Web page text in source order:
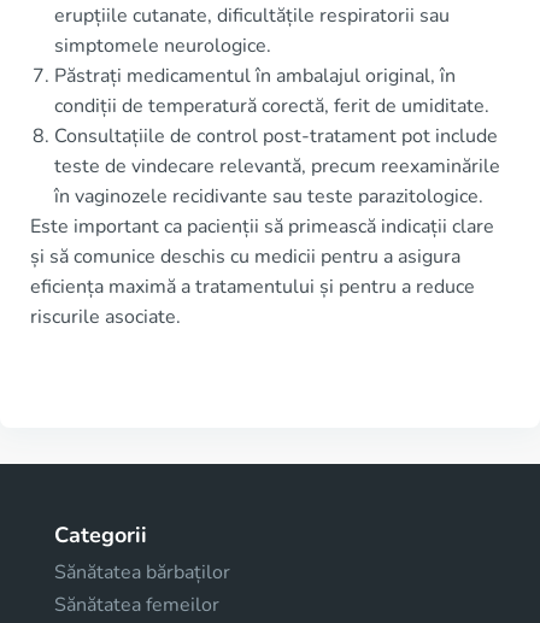
erupțiile cutanate, dificultățile respiratorii sau
simptomele neurologice.
Păstrați medicamentul în ambalajul original, în
condiții de temperatură corectă, ferit de umiditate.
Consultațiile de control post-tratament pot include
teste de vindecare relevantă, precum reexaminările
în vaginozele recidivante sau teste parazitologice.
Este important ca pacienții să primească indicații clare
și să comunice deschis cu medicii pentru a asigura
eficiența maximă a tratamentului și pentru a reduce
riscurile asociate.
Categorii
Sănătatea bărbaților
Sănătatea femeilor